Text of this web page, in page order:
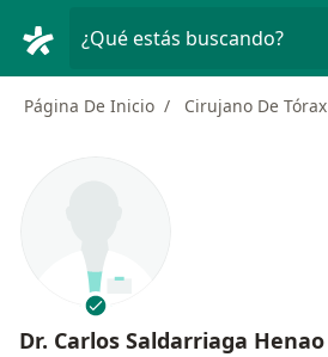
¿Qué estás buscando?
Página De Inicio Cirujano De Tórax
Dr. Carlos Saldarriaga Henao